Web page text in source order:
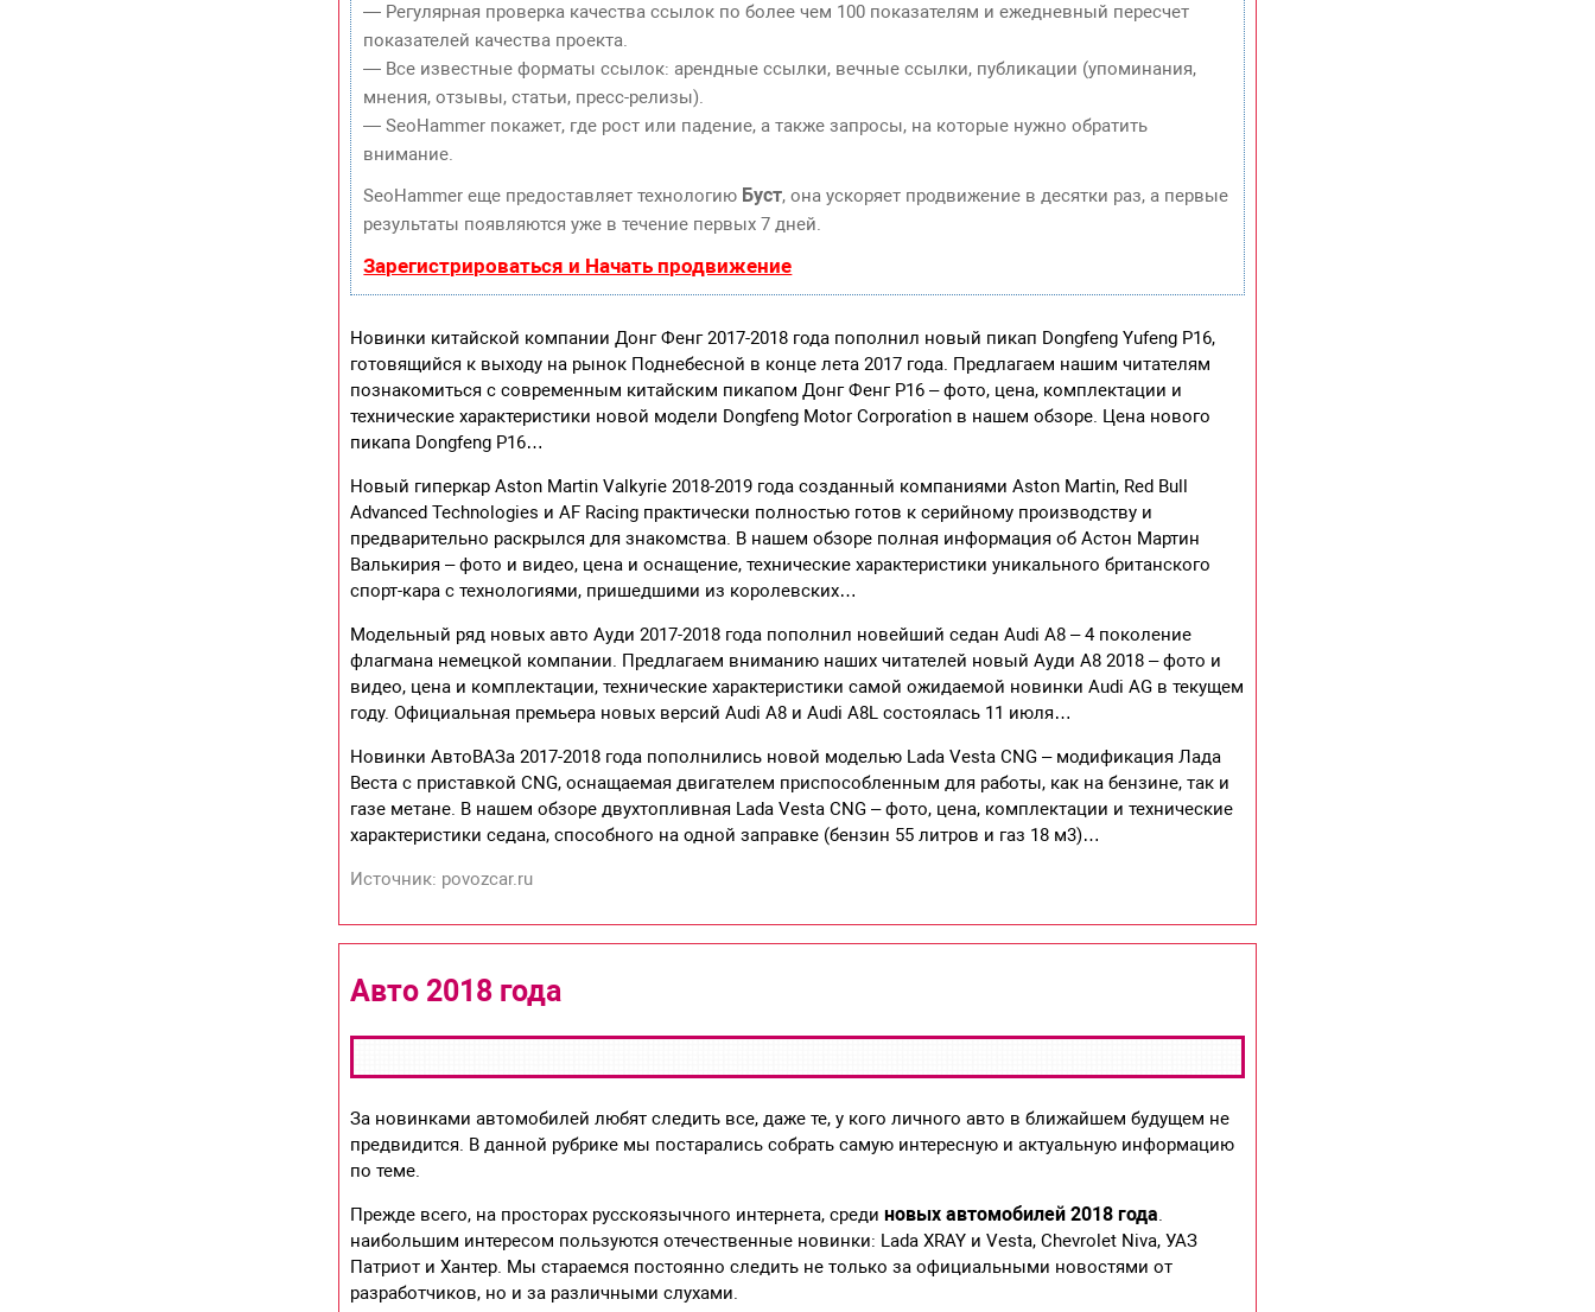
— Регулярная проверка качества ссылок по более чем 100 показателям и ежедневный пересчет
показателей качества проекта.
— Все известные форматы ссылок: арендные ссылки, вечные ссылки, публикации (упоминания,
мнения, отзывы, статьи, пресс-релизы).
— SeoHammer покажет, где рост или падение, а также запросы, на которые нужно обратить
внимание.
SeoHammer еще предоставляет технологию Буст, она ускоряет продвижение в десятки раз, а первые
результаты появляются уже в течение первых 7 дней.
Зарегистрироваться и Начать продвижение
Новинки китайской компании Донг Фенг 2017-2018 года пополнил новый пикап Dongfeng Yufeng P16,
готовящийся к выходу на рынок Поднебесной в конце лета 2017 года. Предлагаем нашим читателям
познакомиться с современным китайским пикапом Донг Фенг Р16 – фото, цена, комплектации и
технические характеристики новой модели Dongfeng Motor Corporation в нашем обзоре. Цена нового
пикапа Dongfeng P16…
Новый гиперкар Aston Martin Valkyrie 2018-2019 года созданный компаниями Aston Martin, Red Bull
Advanced Technologies и AF Racing практически полностью готов к серийному производству и
предварительно раскрылся для знакомства. В нашем обзоре полная информация об Астон Мартин
Валькирия – фото и видео, цена и оснащение, технические характеристики уникального британского
спорт-кара с технологиями, пришедшими из королевских…
Модельный ряд новых авто Ауди 2017-2018 года пополнил новейший седан Audi A8 – 4 поколение
флагмана немецкой компании. Предлагаем вниманию наших читателей новый Ауди А8 2018 – фото и
видео, цена и комплектации, технические характеристики самой ожидаемой новинки Audi AG в текущем
году. Официальная премьера новых версий Audi A8 и Audi A8L состоялась 11 июля…
Новинки АвтоВАЗа 2017-2018 года пополнились новой моделью Lada Vesta CNG – модификация Лада
Веста с приставкой CNG, оснащаемая двигателем приспособленным для работы, как на бензине, так и
газе метане. В нашем обзоре двухтопливная Lada Vesta CNG – фото, цена, комплектации и технические
характеристики седана, способного на одной заправке (бензин 55 литров и газ 18 м3)…
Источник: povozcar.ru
Авто 2018 года
За новинками автомобилей любят следить все, даже те, у кого личного авто в ближайшем будущем не
предвидится. В данной рубрике мы постарались собрать самую интересную и актуальную информацию
по теме.
Прежде всего, на просторах русскоязычного интернета, срединовых автомобилей 2018 года.
наибольшим интересом пользуются отечественные новинки: Lada XRAY и Vesta, Chevrolet Niva, УАЗ
Патриот и Хантер. Мы стараемся постоянно следить не только за официальными новостями от
разработчиков, но и за различными слухами.